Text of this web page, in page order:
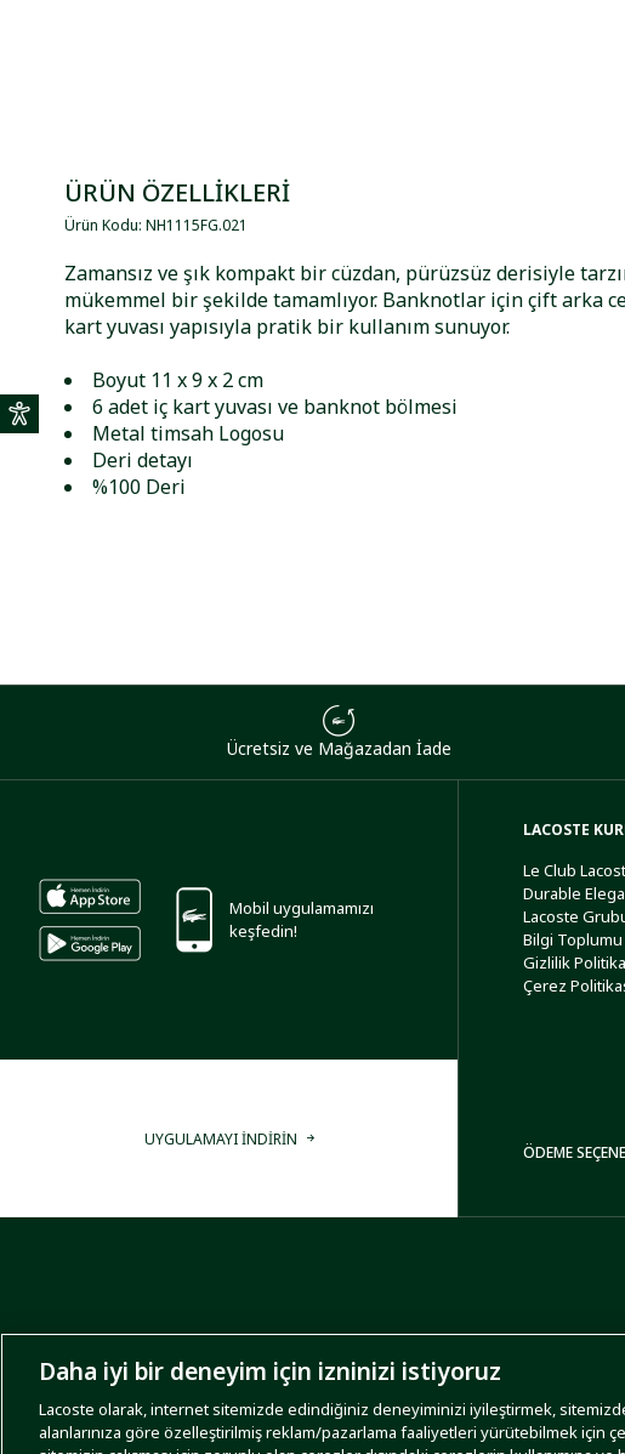
ÜRÜN ÖZELLİKLERİ
Ürün Kodu:NH1115FG.021
Zamansız ve şık kompakt bir cüzdan, pürüzsüz derisiyle
mükemmel bir şekilde tamamlıyor. Banknotlar için çift arka
kart yuvası yapısıyla pratik bir kullanım sunuyor.
Boyut 11 x 9 x 2 cm
6 adet iç kart yuvası ve banknot bölmesi
Metal timsah Logosu
Deri detayı
%100 Deri
Ücretsiz ve Mağazadan İade
Mobil uygulamamızı
keşfedin!
UYGULAMAYI İNDİRİN
LACOSTE
Le Club
Durable
Lacoste
Bilgi
Gizlilik
Çerez
ÖDEME
Daha iyi bir deneyim için izninizi istiyoruz
Lacoste olarak, internet sitemizde edindiğiniz deneyiminizi iyileştirmek,
alanlarınıza göre özelleştirilmiş reklam/pazarlama faaliyetleri yürütebilmek için